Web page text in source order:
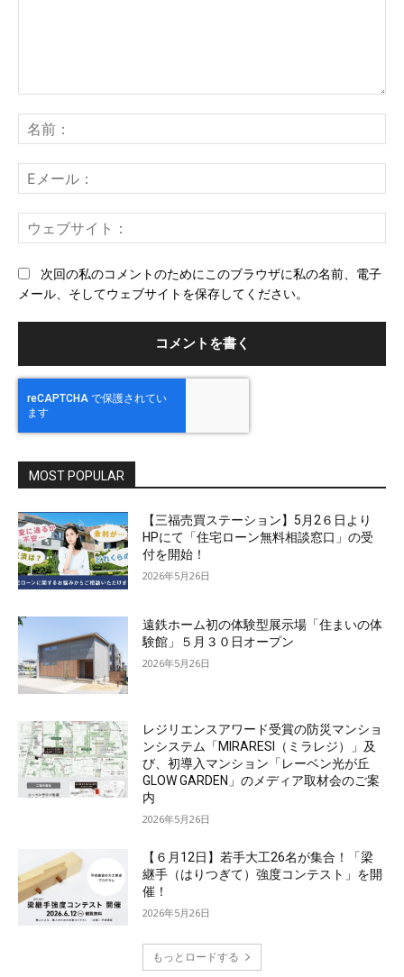
ン
ト：
前
メ
ー
ェ
次回の私のコメントのためにこのブラウザに私の名前、電子
メール、そしてウェブサイトを保存してください。
MOST POPULAR
【三福売買ステーション】5月2６日より
HPにて「住宅ローン無料相談窓口」の受
付を開始！
2026年5月26日
遠鉄ホーム初の体験型展示場「住まいの体
験館」５月３０日オープン
2026年5月26日
レジリエンスアワード受賞の防災マンショ
ンシステム「MIRARESI（ミラレジ）」及
び、初導入マンション「レーベン光が丘
GLOW GARDEN」のメディア取材会のご案
内
2026年5月26日
【６月12日】若手大工26名が集合！「梁
継手（はりつぎて）強度コンテスト」を開
催！
2026年5月26日
もっとロードする